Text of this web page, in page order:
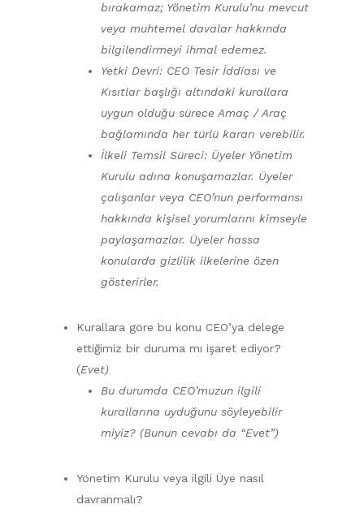
bırakamaz; Yönetim Kurulu’nu mevcut
veya muhtemel davalar hakkında
bilgilendirmeyi ihmal edemez.
Yetki Devri: CEO Tesir İddiası ve
Kısıtlar başlığı altındaki kurallara
uygun olduğu sürece Amaç / Araç
bağlamında her türlü kararı verebilir.
İlkeli Temsil Süreci: Üyeler Yönetim
Kurulu adına konuşamazlar. Üyeler
çalışanlar veya CEO’nun performansı
hakkında kişisel yorumlarını kimseyle
paylaşamazlar. Üyeler hassa
konularda gizlilik ilkelerine özen
gösterirler.
Kurallara göre bu konu CEO’ya delege
ettiğimiz bir duruma mı işaret ediyor?
(Evet)
Bu durumda CEO’muzun ilgili
kurallarına uyduğunu söyleyebilir
miyiz? (Bunun cevabı da “Evet”)
Yönetim Kurulu veya ilgili Üye nasıl
davranmalı?